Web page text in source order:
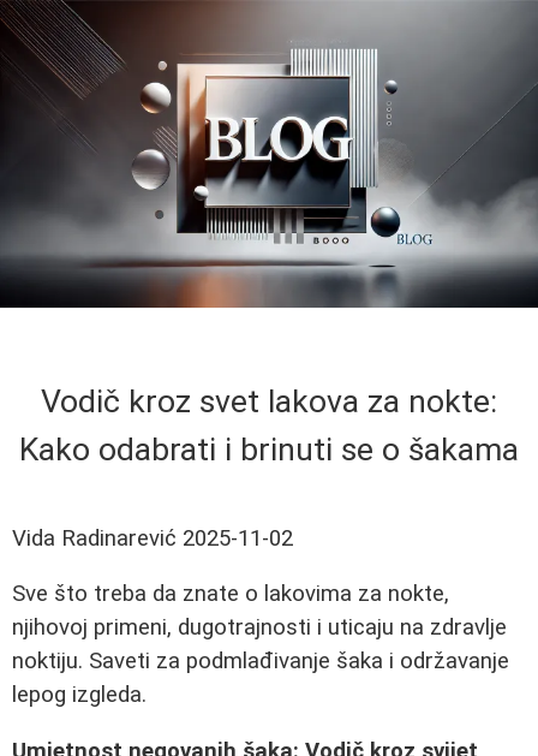
Vodič kroz svet lakova za nokte:
Kako odabrati i brinuti se o šakama
Vida Radinarević 2025-11-02
Sve što treba da znate o lakovima za nokte,
njihovoj primeni, dugotrajnosti i uticaju na zdravlje
noktiju. Saveti za podmlađivanje šaka i održavanje
lepog izgleda.